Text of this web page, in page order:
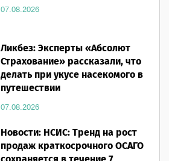
07.08.2026
Ликбез: Эксперты «Абсолют
Страхование» рассказали, что
делать при укусе насекомого в
путешествии
07.08.2026
Новости: НСИС: Тренд на рост
продаж краткосрочного ОСАГО